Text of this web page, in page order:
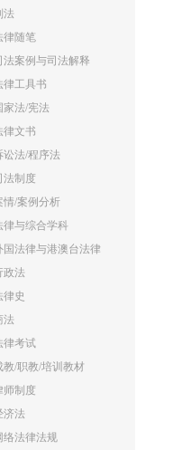
法
律随笔
法案例与司法解释
律工具书
家法/宪法
律文书
讼法/程序法
法制度
情/案例分析
律与综合学科
国法律与港澳台法律
政法
律史
法
律考试
教/职教/培训教材
师制度
济法
络法律法规